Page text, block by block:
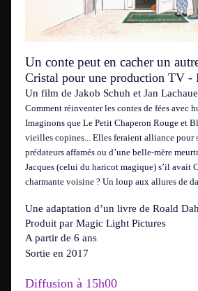
Un conte peut en cacher un
Cristal pour une production TV -
Un film de Jakob Schuh et Jan
Comment réinventer les contes de fées avec
Imaginons que Le Petit Chaperon Rouge et
vieilles copines... Elles feraient alliance pour
prédateurs affamés ou d’une belle-mère
Jacques (celui du haricot magique) s’il avait
charmante voisine ? Un loup aux allures de
Une adaptation d’un livre de Roald
Produit par Magic Light Pictures
A partir de 6 ans
Sortie en 2017
Diffusion à 15h00